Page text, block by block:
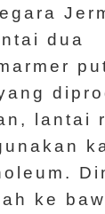
dua
lantai
ke